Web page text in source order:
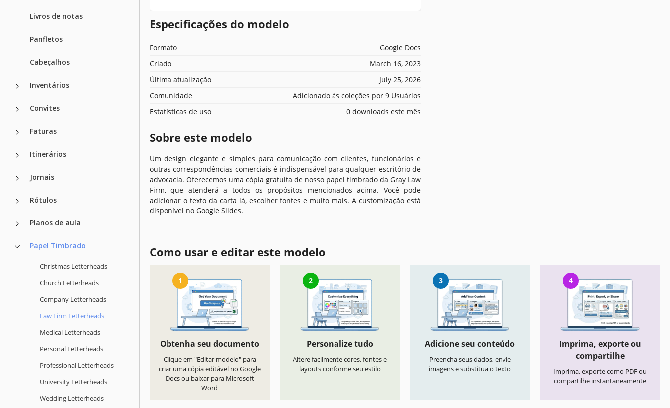
Livros de notas
Panfletos
Cabeçalhos
Inventários
Convites
Faturas
Itinerários
Jornais
Rótulos
Planos de aula
Papel Timbrado
Christmas Letterheads
Church Letterheads
Company Letterheads
Law Firm Letterheads
Medical Letterheads
Personal Letterheads
Professional Letterheads
University Letterheads
Wedding Letterheads
Especificações do modelo
Formato
Google Docs
Criado
March 16, 2023
Última atualização
July 25, 2026
Comunidade
Adicionado às coleções por 9 Usuários
Estatísticas de uso
0 downloads este mês
Sobre este modelo
Um design elegante e simples para comunicação com clientes, funcionários e
outras correspondências comerciais é indispensável para qualquer escritório de
advocacia. Oferecemos uma cópia gratuita de nosso papel timbrado da Gray Law
Firm, que atenderá a todos os propósitos mencionados acima. Você pode
adicionar o texto da carta lá, escolher fontes e muito mais. A customização está
disponível no Google Slides.
Como usar e editar este modelo
1
Obtenha seu documento
Clique em "Editar modelo" para
criar uma cópia editável no Google
Docs ou baixar para Microsoft
Word
2
Personalize tudo
Altere facilmente cores, fontes e
layouts conforme seu estilo
3
Adicione seu conteúdo
Preencha seus dados, envie
imagens e substitua o texto
4
Imprima, exporte ou
compartilhe
Imprima, exporte como PDF ou
compartilhe instantaneamente